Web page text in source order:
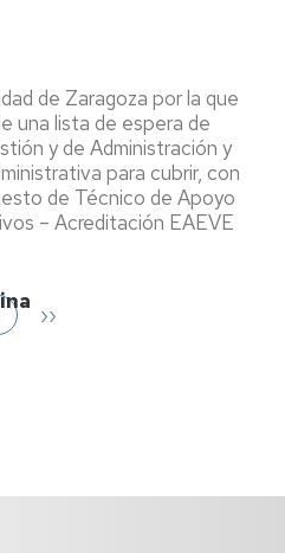
de Zaragoza por la que
una lista de espera de
y de Administración y
para cubrir, con
de Técnico de Apoyo
– Acreditación EAEVE
Siguiente
››